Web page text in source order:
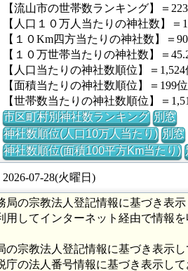
【流山市の世帯数ランキング】＝
【人口１０万人当たりの神社数】＝
【１０Km四方当たりの神社数】＝
【１０万世帯当たりの神社数】＝
【人口当たりの神社数順位】＝1,524
【面積当たりの神社数順位】＝199位
【世帯数当たりの神社数順位】＝
市区町村別神社数ランキング 別窓
神社数順位(人口10万人当たり) 別窓
神社数順位(面積100平方Km当たり)
2026-07-28(火曜日)
局の宗教法人登記情報に基づき表示
用してインターネット経由で情報
の宗教法人登記情報に基づき表示し
庁の法人番号情報に基づき表示して